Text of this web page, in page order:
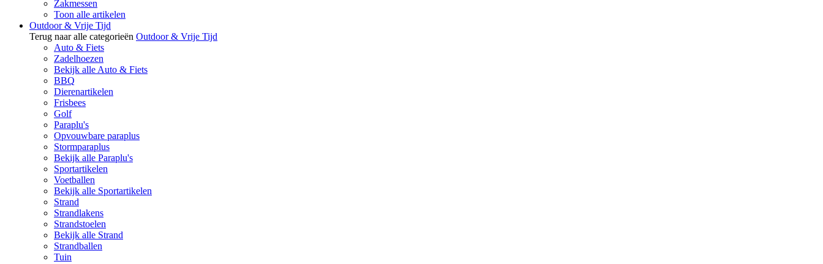
Zakmessen
Toon alle artikelen
Outdoor & Vrije Tijd
Terug naar alle categorieën Outdoor & Vrije Tijd
Auto & Fiets
Zadelhoezen
Bekijk alle Auto & Fiets
BBQ
Dierenartikelen
Frisbees
Golf
Paraplu's
Opvouwbare paraplus
Stormparaplus
Bekijk alle Paraplu's
Sportartikelen
Voetballen
Bekijk alle Sportartikelen
Strand
Strandlakens
Strandstoelen
Bekijk alle Strand
Strandballen
Tuin